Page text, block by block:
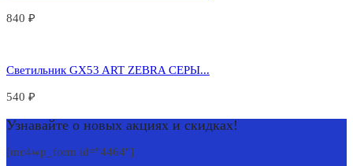
840 ₽
Светильник GX53 ART ZEBRA СЕРЫ...
540 ₽
Узнавайте о новых акциях и скидках!
[mc4wp_form id="4464"]